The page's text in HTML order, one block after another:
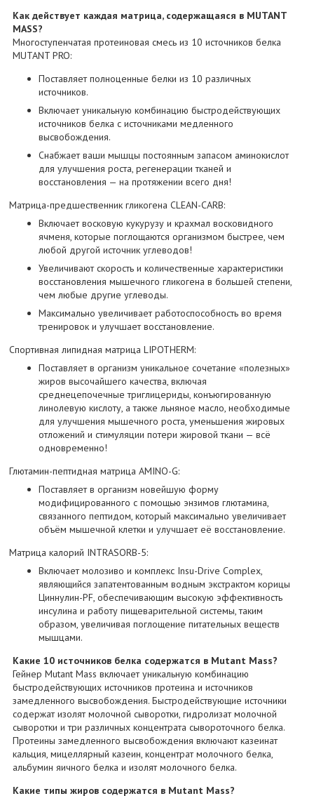
Как действует каждая матрица, содержащаяся в MUTANT
MASS?
Многоступенчатая протеиновая смесь из 10 источников белка
MUTANT PRO:
Поставляет полноценные белки из 10 различных
источников.
Включает уникальную комбинацию быстродействующих
источников белка с источниками медленного
высвобождения.
Снабжает ваши мышцы постоянным запасом аминокислот
для улучшения роста, регенерации тканей и
восстановления — на протяжении всего дня!
Матрица-предшественник гликогена CLEAN-CARB:
Включает восковую кукурузу и крахмал восковидного
ячменя, которые поглощаются организмом быстрее, чем
любой другой источник углеводов!
Увеличивают скорость и количественные характеристики
восстановления мышечного гликогена в большей степени,
чем любые другие углеводы.
Максимально увеличивает работоспособность во время
тренировок и улучшает восстановление.
Спортивная липидная матрица LIPOTHERM:
Поставляет в организм уникальное сочетание «полезных»
жиров высочайшего качества, включая
среднецепочечные триглицериды, конъюгированную
линолевую кислоту, а также льняное масло, необходимые
для улучшения мышечного роста, уменьшения жировых
отложений и стимуляции потери жировой ткани — всё
одновременно!
Глютамин-пептидная матрица AMINO-G:
Поставляет в организм новейшую форму
модифицированного с помощью энзимов глютамина,
связанного пептидом, который максимально увеличивает
объём мышечной клетки и улучшает её восстановление.
Матрица калорий INTRASORB-5:
Включает молозиво и комплекс Insu-Drive Complex,
являющийся запатентованным водным экстрактом корицы
Циннулин-PF, обеспечивающим высокую эффективность
инсулина и работу пищеварительной системы, таким
образом, увеличивая поглощение питательных веществ
мышцами.
Какие 10 источников белка содержатся в Mutant Mass?
Гейнер Mutant Mass включает уникальную комбинацию
быстродействующих источников протеина и источников
замедленного высвобождения. Быстродействующие источники
содержат изолят молочной сыворотки, гидролизат молочной
сыворотки и три различных концентрата сывороточного белка.
Протеины замедленного высвобождения включают казеинат
кальция, мицеллярный казеин, концентрат молочного белка,
альбумин яичного белка и изолят молочного белка.
Какие типы жиров содержатся в Mutant Mass?